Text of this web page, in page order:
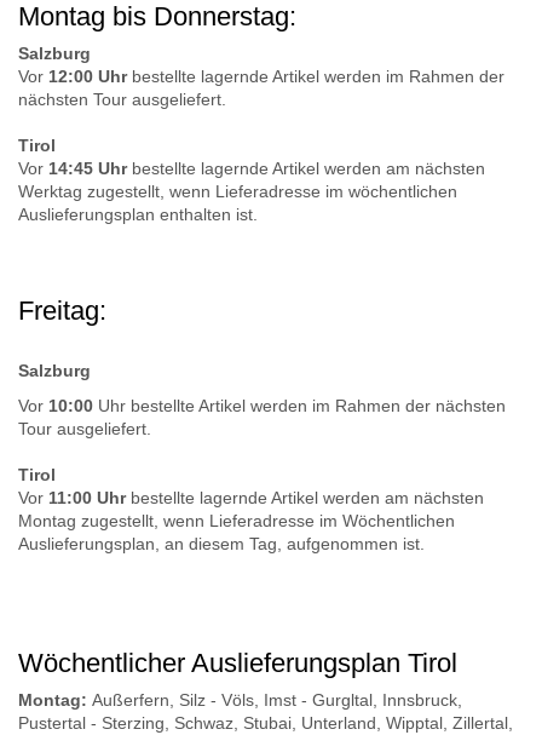
Montag bis Donnerstag:
Salzburg
Vor 12:00 Uhrbestellte lagernde Artikel werden im Rahmen der
nächsten Tour ausgeliefert.
Tirol
Vor 14:45 Uhrbestellte lagernde Artikel werden am nächsten
Werktag zugestellt, wenn Lieferadresse im wöchentlichen
Auslieferungsplan enthalten ist.
Freitag:
Salzburg
Vor 10:00 Uhr bestellte Artikel werden im Rahmen der nächsten
Tour ausgeliefert.
Tirol
Vor 11:00 Uhrbestellte lagernde Artikel werden am nächsten
Montag zugestellt, wenn Lieferadresse im Wöchentlichen
Auslieferungsplan, an diesem Tag, aufgenommen ist.
Wöchentlicher Auslieferungsplan Tirol
Montag: Außerfern, Silz - Völs, Imst - Gurgltal, Innsbruck,
Pustertal - Sterzing, Schwaz, Stubai, Unterland, Wipptal, Zillertal,